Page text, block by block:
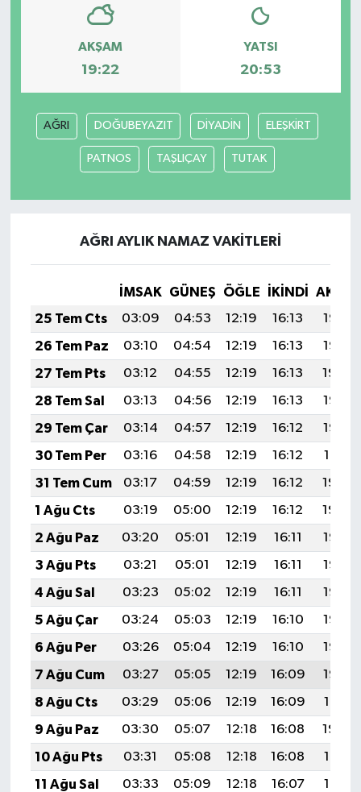
AKŞAM
19:22
YATSI
20:53
AĞRI DOĞUBEYAZIT DİYADİN ELEŞKİRT
PATNOS TAŞLIÇAY TUTAK
AĞRI AYLIK NAMAZ VAKITLERI
İMSAK GÜNEŞ ÖĞLE İKINDI
25 Tem Cts
03:09 04:53 12:19 16:13
19:35
26 Tem Paz
03:10 04:54 12:19 16:13
19:35
27 Tem Pts
03:12 04:55 12:19 16:13
19:34
28 Tem Sal
03:13 04:56 12:19 16:13
19:33
29 Tem Çar
03:14 04:57 12:19 16:12
19:32
30 Tem Per
03:16 04:58 12:19 16:12
19:31
31 Tem Cum
03:17 04:59 12:19 16:12
19:30
1 Ağu Cts
03:19 05:00 12:19 16:12
19:29
2 Ağu Paz
03:20 05:01 12:19 16:11
19:28
3 Ağu Pts
03:21 05:01 12:19 16:11
19:27
4 Ağu Sal
03:23 05:02 12:19 16:11
19:26
5 Ağu Çar
03:24 05:03 12:19 16:10
19:25
6 Ağu Per
03:26 05:04 12:19 16:10
19:23
7 Ağu Cum
03:27 05:05 12:19 16:09
19:22
8 Ağu Cts
03:29 05:06 12:19 16:09
19:21
9 Ağu Paz
03:30 05:07 12:18 16:08
19:20
10 Ağu Pts
03:31 05:08 12:18 16:08
19:19
11 Ağu Sal
03:33 05:09 12:18 16:07
19:17